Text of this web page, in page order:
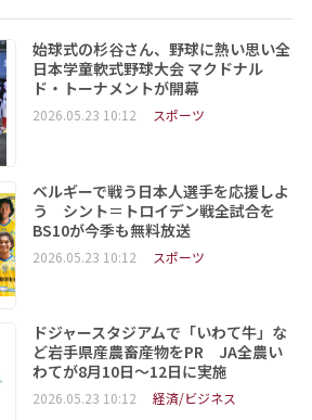
始球式の杉谷さん、野球に熱い思い全
日本学童軟式野球大会 マクドナル
ド・トーナメントが開幕
2026.05.23 10:12 スポーツ
ベルギーで戦う日本人選手を応援しよ
う シント＝トロイデン戦全試合を
BS10が今季も無料放送
2026.05.23 10:12 スポーツ
ドジャースタジアムで「いわて牛」な
ど岩手県産農畜産物をPR JA全農い
わてが8月10日～12日に実施
2026.05.23 10:12 経済/ビジネス